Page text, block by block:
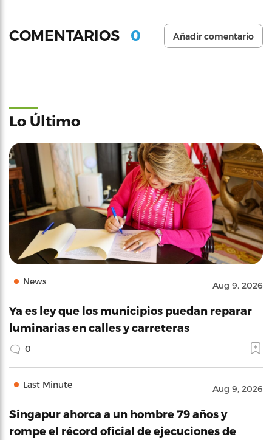
COMENTARIOS 0 Añadir comentario
Lo Último
News Aug 9, 2026
Ya es ley que los municipios puedan reparar
luminarias en calles y carreteras
0
Last Minute Aug 9, 2026
Singapur ahorca a un hombre 79 años y
rompe el récord oficial de ejecuciones de